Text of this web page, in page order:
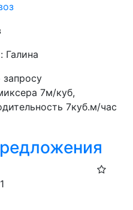
Галина
7м/куб,
7куб.м/час